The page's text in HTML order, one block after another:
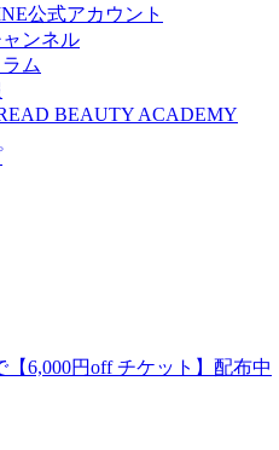
公式アカウント
ンネル
ム
BEAUTY ACADEMY
6,000円off チケット】配布中